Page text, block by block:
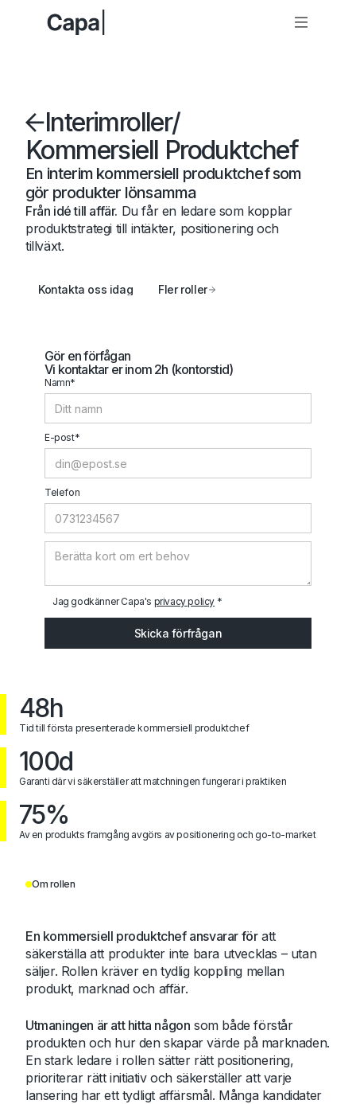
Interimroller/
Kommersiell Produktchef
En interim kommersiell produktchef som
gör produkter lönsamma
Från idé till affär. Du får en ledare som kopplar
produktstrategi till intäkter, positionering och
tillväxt.
Kontakta oss idag Fler roller
Gör en förfågan
Vi kontaktar er inom 2h (kontorstid)
Namn*
E-post*
Telefon
Jag godkänner Capa's privacy policy *
48h
Tid till första presenterade kommersiell produktchef
100d
Garanti där vi säkerställer att matchningen fungerar i praktiken
75%
Av en produkts framgång avgörs av positionering och go-to-market
Om rollen
En kommersiell produktchef ansvarar föratt
säkerställa att produkter inte bara utvecklas – utan
säljer. Rollen kräver en tydlig koppling mellan
produkt, marknad och affär.
Utmaningen är att hitta någon som både förstår
produkten och hur den skapar värde på marknaden.
En stark ledare i rollen sätter rätt positionering,
prioriterar rätt initiativ och säkerställer att varje
lansering har ett tydligt affärsmål. Många kandidater